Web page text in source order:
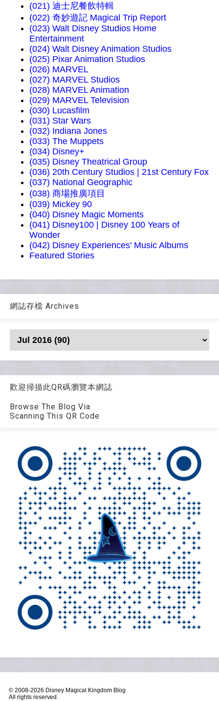
(021) 迪士尼餐飲特輯
(022) 奇妙遊記 Magical Trip Report
(023) Walt Disney Studios Home
Entertainment
(024) Walt Disney Animation Studios
(025) Pixar Animation Studios
(026) MARVEL
(027) MARVEL Studios
(028) MARVEL Animation
(029) MARVEL Television
(030) Lucasfilm
(031) Star Wars
(032) Indiana Jones
(033) The Muppets
(034) Disney+
(035) Disney Theatrical Group
(036) 20th Century Studios | 21st Century Fox
(037) National Geographic
(038) 商場推廣項目
(039) Mickey 90
(040) Disney Magic Moments
(041) Disney100 | Disney 100 Years of
Wonder
(042) Disney Experiences' Music Albums
Featured Stories
網誌存檔 Archives
歡迎掃描此QR碼瀏覽本網誌
Browse The Blog Via
Scanning This QR Code
© 2008-2026 Disney Magical Kingdom Blog
All rights reserved.